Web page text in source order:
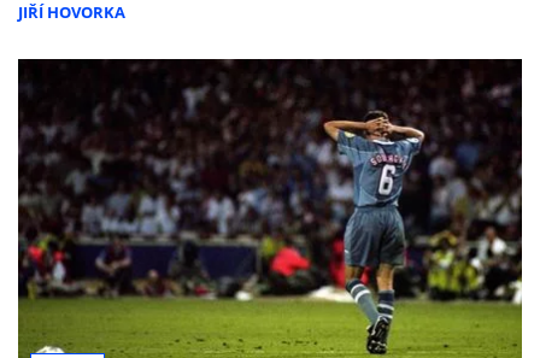
JIŘÍ HOVORKA